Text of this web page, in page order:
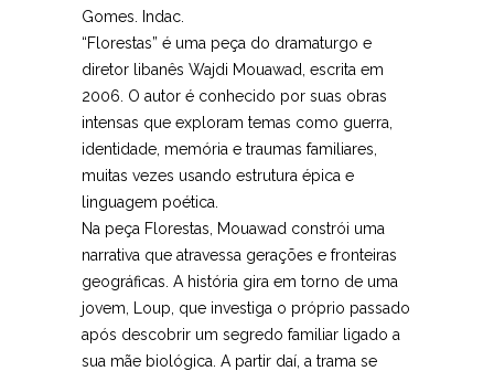
Gomes. Indac.
“Florestas” é uma peça do dramaturgo e
diretor libanês Wajdi Mouawad, escrita em
2006. O autor é conhecido por suas obras
intensas que exploram temas como guerra,
identidade, memória e traumas familiares,
muitas vezes usando estrutura épica e
linguagem poética.
Na peça Florestas, Mouawad constrói uma
narrativa que atravessa gerações e fronteiras
geográficas. A história gira em torno de uma
jovem, Loup, que investiga o próprio passado
após descobrir um segredo familiar ligado a
sua mãe biológica. A partir daí, a trama se